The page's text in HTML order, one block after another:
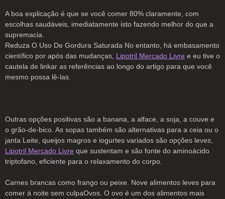
A boa explicação é que se você comer 80% claramente, com
escolhas saudáveis, imediatamente isto fazendo melhor do que a
supremacia.
Reduza O Uso De Gordura Saturada No entanto, há embasamento
científico por após das mudanças, Lipotril Mercado Livre e eu tive o
cautela de linkar as referências ao longo do artigo para que você
mesmo possa lê-las.
Outras opções positivas são a banana, a alface, a soja, a couve e
o grão-de-bico. As sopas também são alternativas para a ceia ou o
janta Leite, queijos magros e iogurtes variados são opções leves,
Lipotril Mercado Livre que sustentam e são fonte do aminoácido
triptofano, eficiente para o relaxamento do corpo.
Carnes brancas como frango ou peixe. Nove alimentos leves para
comer à noite sem culpaOvos. O ovo é um dos alimentos mais